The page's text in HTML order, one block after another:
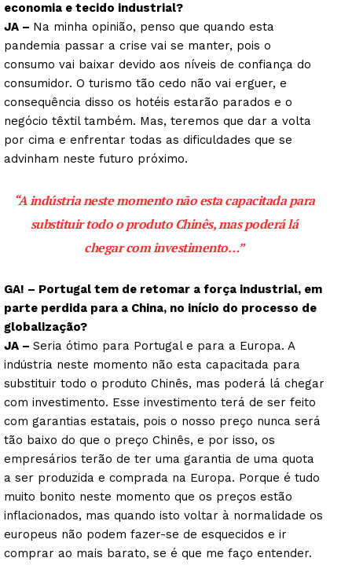
economia e tecido industrial?
JA – Na minha opinião, penso que quando esta
pandemia passar a crise vai se manter, pois o
consumo vai baixar devido aos níveis de confiança do
consumidor. O turismo tão cedo não vai erguer, e
consequência disso os hotéis estarão parados e o
negócio têxtil também. Mas, teremos que dar a volta
por cima e enfrentar todas as dificuldades que se
advinham neste futuro próximo.
“A indústria neste momento não esta capacitada para
substituir todo o produto Chinês, mas poderá lá
chegar com investimento…”
GA! – Portugal tem de retomar a força industrial, em
parte perdida para a China, no início do processo de
globalização?
JA – Seria ótimo para Portugal e para a Europa. A
indústria neste momento não esta capacitada para
substituir todo o produto Chinês, mas poderá lá chegar
com investimento. Esse investimento terá de ser feito
com garantias estatais, pois o nosso preço nunca será
tão baixo do que o preço Chinês, e por isso, os
empresários terão de ter uma garantia de uma quota
a ser produzida e comprada na Europa. Porque é tudo
muito bonito neste momento que os preços estão
inflacionados, mas quando isto voltar à normalidade os
europeus não podem fazer-se de esquecidos e ir
comprar ao mais barato, se é que me faço entender.